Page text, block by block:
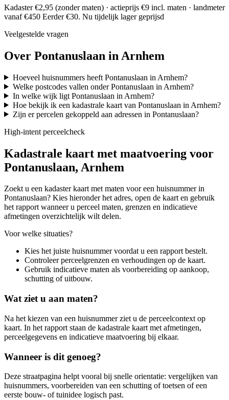
Kadaster €2,95 (zonder maten) · actieprijs €9 incl. maten · landmeter
vanaf €450 Eerder €30. Nu tijdelijk lager geprijsd
Veelgestelde vragen
Over Pontanuslaan in Arnhem
Hoeveel huisnummers heeft Pontanuslaan in Arnhem?
Welke postcodes vallen onder Pontanuslaan in Arnhem?
In welke wijk ligt Pontanuslaan in Arnhem?
Hoe bekijk ik een kadastrale kaart van Pontanuslaan in Arnhem?
Zijn er percelen gekoppeld aan adressen in Pontanuslaan?
High-intent perceelcheck
Kadastrale kaart met maatvoering voor
Pontanuslaan, Arnhem
Zoekt u een kadaster kaart met maten voor een huisnummer in
Pontanuslaan? Kies hieronder het adres, open de kaart en gebruik
het rapport wanneer u perceel maten, grenzen en indicatieve
afmetingen overzichtelijk wilt delen.
Voor welke situaties?
Kies het juiste huisnummer voordat u een rapport bestelt.
Controleer perceelgrenzen en verhoudingen op de kaart.
Gebruik indicatieve maten als voorbereiding op aankoop,
schutting of uitbouw.
Wat ziet u aan maten?
Na het kiezen van een huisnummer ziet u de perceelcontext op
kaart. In het rapport staan de kadastrale kaart met afmetingen,
perceelgegevens en indicatieve maatvoering bij elkaar.
Wanneer is dit genoeg?
Deze straatpagina helpt vooral bij snelle orientatie: vergelijken van
huisnummers, voorbereiden van een schutting of toetsen of een
eerste bouw- of tuinidee logisch past.